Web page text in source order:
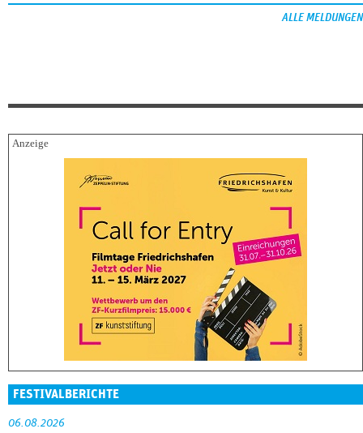
ALLE MELDUNGEN
FESTIVALBERICHTE
06.08.2026